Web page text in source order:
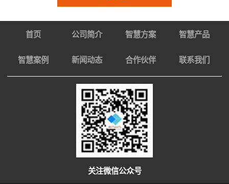
首页 公司简介 智慧方案 智慧产品
智慧案例 新闻动态 合作伙伴 联系我们
关注微信公众号